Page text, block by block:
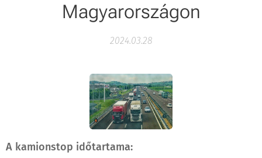
Magyarországon
2024.03.28
A kamionstop időtartama: